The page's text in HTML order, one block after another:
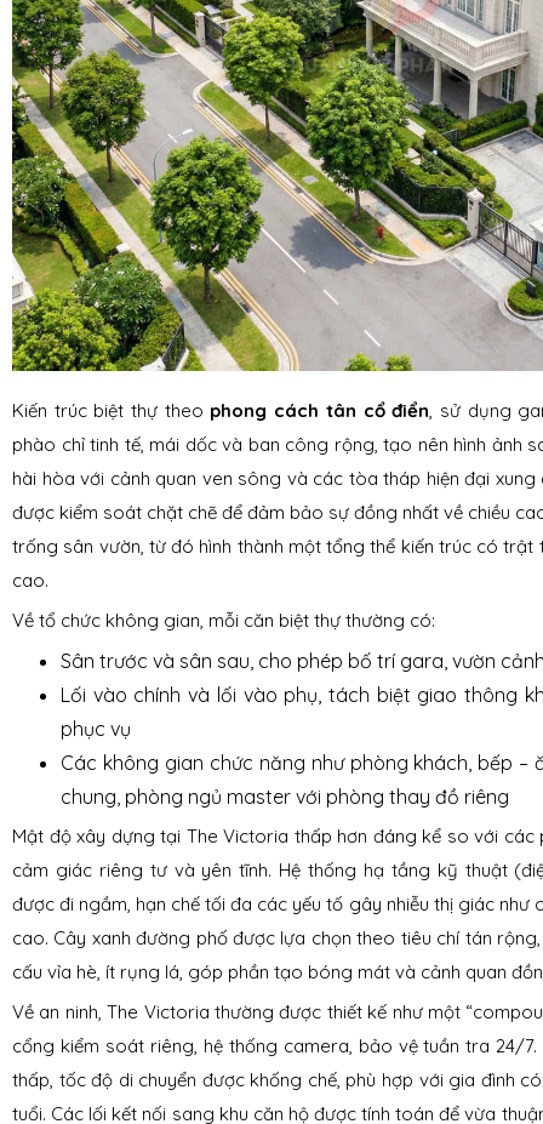
Kiến trúc biệt thự theo phong cách tân cổ điển, sử dụng
phào chỉ tinh tế, mái dốc và ban công rộng, tạo nên hình ảnh
hài hòa với cảnh quan ven sông và các tòa tháp hiện đại xung
được kiểm soát chặt chẽ để đảm bảo sự đồng nhất về chiều
trống sân vườn, từ đó hình thành một tổng thể kiến trúc có
cao.
Về tổ chức không gian, mỗi căn biệt thự thường có:
Sân trước và sân sau, cho phép bố trí gara, vườn
Lối vào chính và lối vào phụ, tách biệt giao thông
phục vụ
Các không gian chức năng như phòng khách, bếp –
chung, phòng ngủ master với phòng thay đồ riêng
Mật độ xây dựng tại The Victoria thấp hơn đáng kể so với các
cảm giác riêng tư và yên tĩnh. Hệ thống hạ tầng kỹ thuật
được đi ngầm, hạn chế tối đa các yếu tố gây nhiễu thị giác như
cao. Cây xanh đường phố được lựa chọn theo tiêu chí tán
cấu vỉa hè, ít rụng lá, góp phần tạo bóng mát và cảnh quan
Về an ninh, The Victoria thường được thiết kế như một
cổng kiểm soát riêng, hệ thống camera, bảo vệ tuần tra 24/
thấp, tốc độ di chuyển được khống chế, phù hợp với gia đình
tuổi. Các lối kết nối sang khu căn hộ được tính toán để vừa